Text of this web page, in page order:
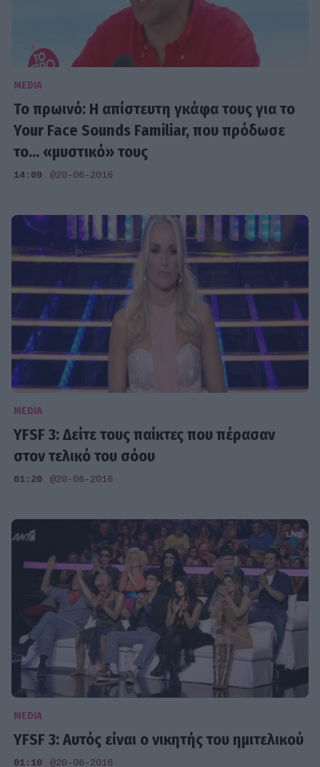
MEDIA
Το πρωινό: Η απίστευτη γκάφα τους για το
Your Face Sounds Familiar, που πρόδωσε
το... «μυστικό» τους
14:09 @20-06-2016
MEDIA
YFSF 3: Δείτε τους παίκτες που πέρασαν
στον τελικό του σόου
01:20 @20-06-2016
MEDIA
YFSF 3: Αυτός είναι ο νικητής του ημιτελικού
01:10 @20-06-2016